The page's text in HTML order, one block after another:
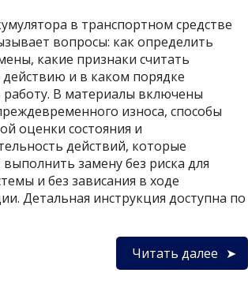
в транспортном средстве
вопросы: как определить
какие признаки считать
действию и в каком порядке
В материалы включены
износа, способы
оценки состояния и
действий, которые
замену без риска для
и без зависания в ходе
Детальная инструкция доступна по
Читать далее